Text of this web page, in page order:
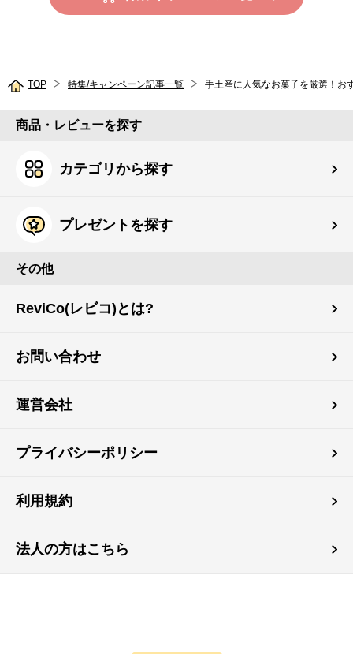
TOP 特集/キャンペーン記事一覧 手土産に人気なお菓子を厳選！お
商品・レビューを探す
カテゴリから探す
プレゼントを探す
その他
ReviCo(レビコ)とは?
お問い合わせ
運営会社
プライバシーポリシー
利用規約
法人の方はこちら